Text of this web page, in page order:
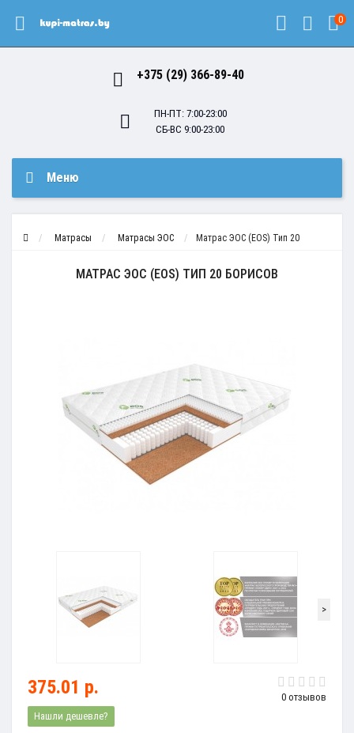
0
+375 (29) 366-89-40
ПН-ПТ: 7:00-23:00
СБ-ВС 9:00-23:00
Меню
Матрасы Матрасы ЭОС Матрас ЭОС (EOS) Тип 20
МАТРАС ЭОС (EOS) ТИП 20 БОРИСОВ
>
0 отзывов
375.01 р.
Нашли дешевле?